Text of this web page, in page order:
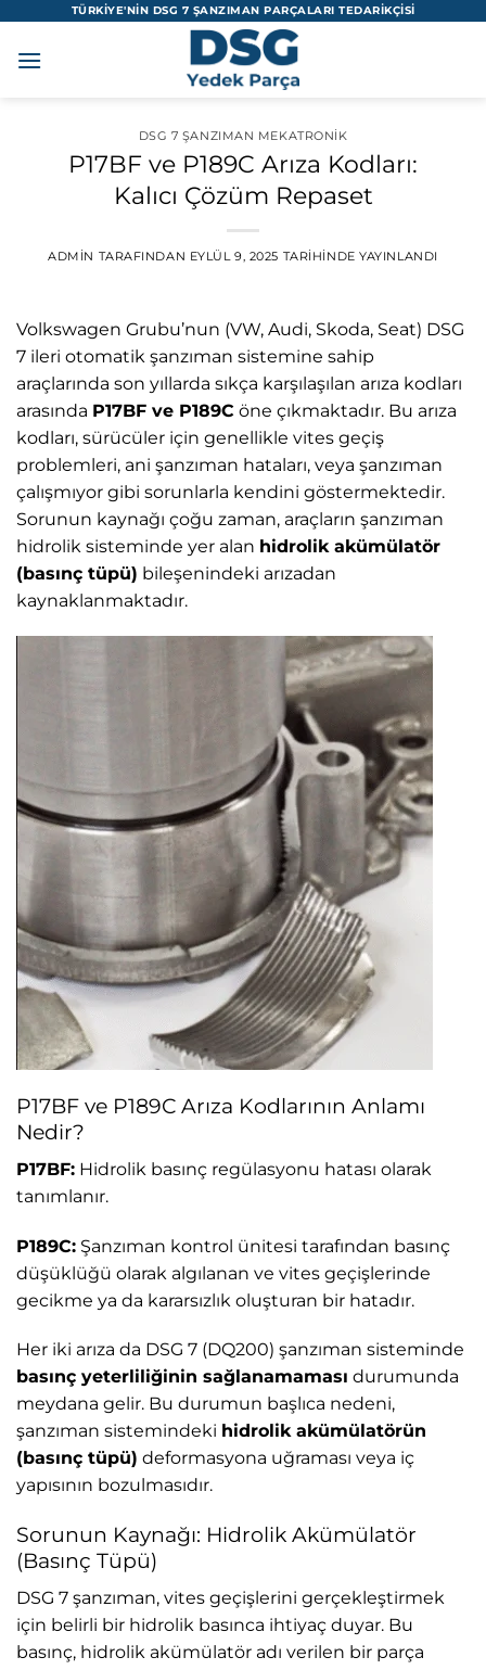
TÜRKİYE'NİN DSG 7 ŞANZIMAN PARÇALARI TEDARİKÇİSİ
DSG 7 ŞANZIMAN MEKATRONIK
P17BF ve P189C Arıza Kodları:
Kalıcı Çözüm Repaset
ADMIN TARAFINDAN EYLÜL 9, 2025 TARIHINDE YAYINLANDI
Volkswagen Grubu’nun (VW, Audi, Skoda, Seat) DSG
7 ileri otomatik şanzıman sistemine sahip
araçlarında son yıllarda sıkça karşılaşılan arıza kodları
arasında P17BF ve P189C öne çıkmaktadır. Bu arıza
kodları, sürücüler için genellikle vites geçiş
problemleri, ani şanzıman hataları, veya şanzıman
çalışmıyor gibi sorunlarla kendini göstermektedir.
Sorunun kaynağı çoğu zaman, araçların şanzıman
hidrolik sisteminde yer alan hidrolik akümülatör
(basınç tüpü) bileşenindeki arızadan
kaynaklanmaktadır.
P17BF ve P189C Arıza Kodlarının Anlamı
Nedir?
P17BF: Hidrolik basınç regülasyonu hatası olarak
tanımlanır.
P189C: Şanzıman kontrol ünitesi tarafından basınç
düşüklüğü olarak algılanan ve vites geçişlerinde
gecikme ya da kararsızlık oluşturan bir hatadır.
Her iki arıza da DSG 7 (DQ200) şanzıman sisteminde
basınç yeterliliğinin sağlanamaması durumunda
meydana gelir. Bu durumun başlıca nedeni,
şanzıman sistemindeki hidrolik akümülatörün
(basınç tüpü) deformasyona uğraması veya iç
yapısının bozulmasıdır.
Sorunun Kaynağı: Hidrolik Akümülatör
(Basınç Tüpü)
DSG 7 şanzıman, vites geçişlerini gerçekleştirmek
için belirli bir hidrolik basınca ihtiyaç duyar. Bu
basınç, hidrolik akümülatör adı verilen bir parça